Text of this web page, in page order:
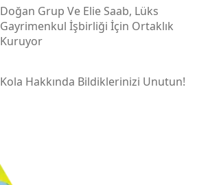
Doğan Grup Ve Elie Saab, Lüks
Gayrimenkul İşbirliği İçin Ortaklık
Kuruyor
Kola Hakkında Bildiklerinizi Unutun!